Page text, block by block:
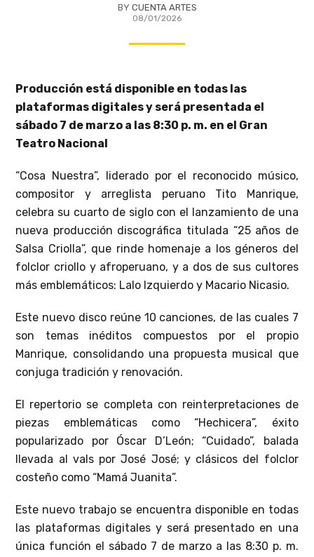
BY CUENTA ARTES
08/01/2026
Producción está disponible en todas las
plataformas digitales y será presentada el
sábado 7 de marzo a las 8:30 p. m. en el Gran
Teatro Nacional
“Cosa Nuestra”, liderado por el reconocido músico,
compositor y arreglista peruano Tito Manrique,
celebra su cuarto de siglo con el lanzamiento de una
nueva producción discográfica titulada “25 años de
Salsa Criolla”, que rinde homenaje a los géneros del
folclor criollo y afroperuano, y a dos de sus cultores
más emblemáticos: Lalo Izquierdo y Macario Nicasio.
Este nuevo disco reúne 10 canciones, de las cuales 7
son temas inéditos compuestos por el propio
Manrique, consolidando una propuesta musical que
conjuga tradición y renovación.
El repertorio se completa con reinterpretaciones de
piezas emblemáticas como “Hechicera”, éxito
popularizado por Óscar D’León; “Cuidado”, balada
llevada al vals por José José; y clásicos del folclor
costeño como “Mamá Juanita”.
Este nuevo trabajo se encuentra disponible en todas
las plataformas digitales y será presentado en una
única función el sábado 7 de marzo a las 8:30 p. m.